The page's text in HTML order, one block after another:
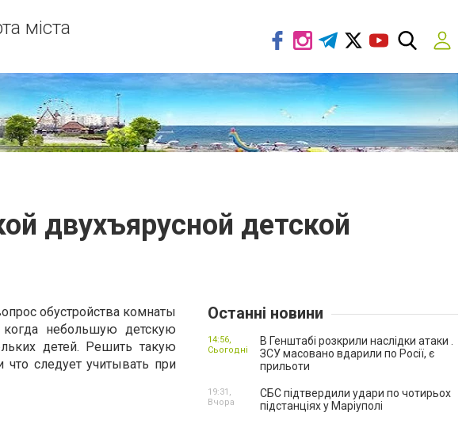
міста
двухъярусной детской
обустройства комнаты
небольшую детскую
детей. Решить такую
следует учитывать при
Останні новини
В Генштабі розкрили наслідки атаки .
ЗСУ масовано вдарили по Росії, є
прильоти
14:56,
Сьогодні
СБС підтвердили удари по чотирьох
підстанціях у Маріуполі
19:31,
Вчора